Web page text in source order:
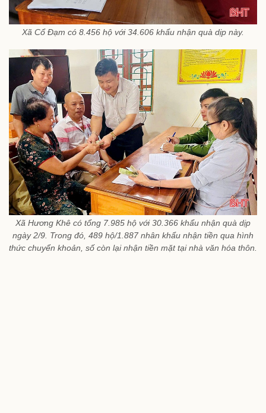
Xã Cổ Đạm có 8.456 hộ với 34.606 khẩu nhận quà dịp này.
Xã Hương Khê có tổng 7.985 hộ với 30.366 khẩu nhận quà dịp
ngày 2/9. Trong đó, 489 hộ/1.887 nhân khẩu nhận tiền qua hình
thức chuyển khoản, số còn lại nhận tiền mặt tại nhà văn hóa thôn.